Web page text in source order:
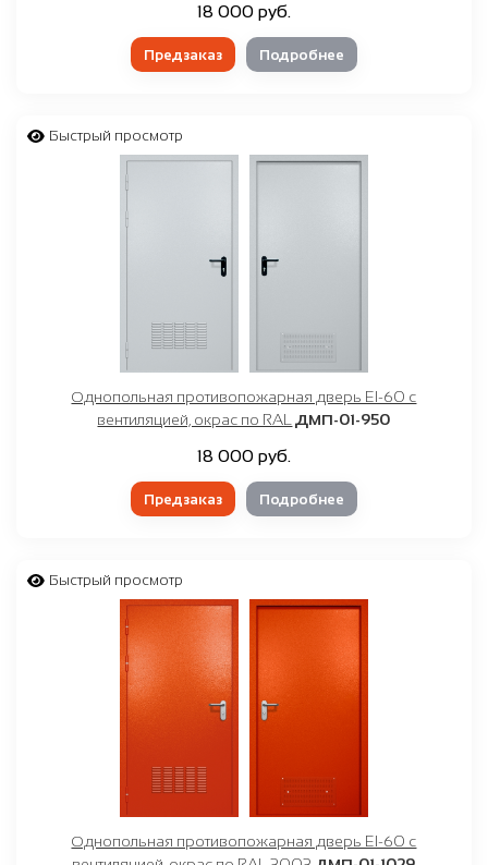
18 000 руб.
Предзаказ Подробнее
Быстрый просмотр
Однопольная противопожарная дверь EI-60 с
вентиляцией, окрас по RAL ДМП-01-950
18 000 руб.
Предзаказ Подробнее
Быстрый просмотр
Однопольная противопожарная дверь EI-60 с